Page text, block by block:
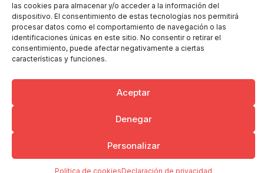
las cookies para almacenar y/o acceder a la información del
dispositivo. El consentimiento de estas tecnologías nos permitirá
procesar datos como el comportamiento de navegación o las
identificaciones únicas en este sitio. No consentir o retirar el
consentimiento, puede afectar negativamente a ciertas
características y funciones.
Aceptar
Denegar
Personalizar
Política de cookiesDeclaración de privacidad